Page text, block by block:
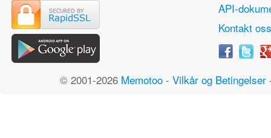
API-
Kontakt oss
© 2001-2026 Memotoo - Vilkår og Betingelser